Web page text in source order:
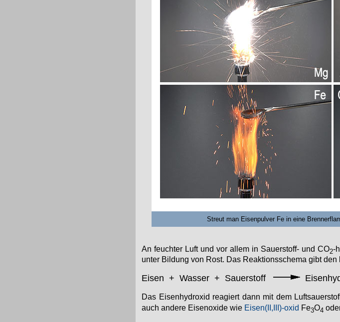
Streut man Eisenpulver Fe in eine
An feuchter Luft und vor allem in Sauerstoff- und CO2-
unter Bildung von Rost. Das Reaktionsschema gibt
Eisen + Wasser + Sauerstoff
Das Eisenhydroxid reagiert dann mit dem
auch andere Eisenoxide wie Eisen(II,III)-oxid Fe3O4